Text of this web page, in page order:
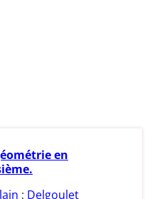
en
; Delgoulet